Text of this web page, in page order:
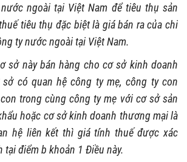
ngoài tại Việt Nam để tiêu thụ sản
tiêu thụ đặc biệt là giá bán ra của chi
ty nước ngoài tại Việt Nam.
sở này bán hàng cho cơ sở kinh doanh
có quan hệ công ty mẹ, công ty con
trong cùng công ty mẹ với cơ sở sản
hoặc cơ sở kinh doanh thương mại là
hệ liên kết thì giá tính thuế được xác
tại điểm b khoản 1 Điều này.